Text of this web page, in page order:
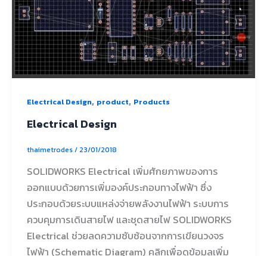
Electrical Design, product, Products
Electrical Design
thaimetrodes/ 23/01/2018
SOLIDWORKS Electrical เพิ่มศักยภาพของการ
ออกแบบด้วยการเพิ่มองค์ประกอบทางไฟฟ้า ซึ่ง
ประกอบด้วยระบบแหล่งจ่ายพลังงานไฟฟ้า ระบบการ
ควบคุมการเดินสายไฟ และชุดสายไฟ SOLIDWORKS
Electrical ช่วยลดความซับซ้อนจากการเขียนวงจร
ไฟฟ้า (Schematic Diagram) คลิกเพื่อดูข้อมูลเพิ่ม